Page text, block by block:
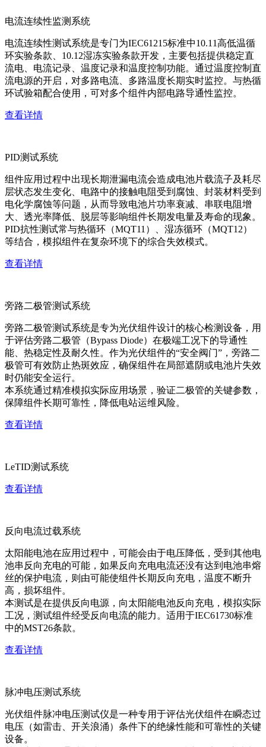
电流连续性监测系统
电流连续性测试系统是专门为IEC61215标准中10.11高低温循
环实验条款、10.12湿冻实验条款开发，主要包括提供稳定直
流电、电流记录、温度记录和温度控制功能。通过温度控制直
流电源的开启，对多路电流、多路温度长期实时监控。与热循
环试验箱配合使用，可对多个组件内部电路导通性监控。
查看详情
PID测试系统
组件应用过程中出现长期泄漏电流会造成电池片载流子及耗尽
层状态发生变化、电路中的接触电阻受到腐蚀、封装材料受到
电化学腐蚀等问题，从而导致电池片功率衰减、串联电阻增
大、透光率降低、脱层等影响组件长期发电量及寿命的现象。
PID抗性测试常与热循环（MQT11）、湿冻循环（MQT12）
等结合，模拟组件在复杂环境下的综合失效模式。
查看详情
旁路二极管测试系统
旁路二极管测试系统是专为光伏组件设计的核心检测设备，用
于评估旁路二极管（Bypass Diode）在极端工况下的导通性
能、热稳定性及耐久性。作为光伏组件的“安全阀门”，旁路二
极管可有效防止热斑效应，确保组件在局部遮阴或电池片失效
时仍能安全运行。
本系统通过精准模拟实际应用场景，验证二极管的关键参数，
保障组件长期可靠性，降低电站运维风险。
查看详情
LeTID测试系统
查看详情
反向电流过载系统
太阳能电池在应用过程中，可能会由于电压降低，受到其他电
池串反向充电的可能，如果反向充电电流还没有达到电池串熔
丝的保护电流，则由可能使组件长期反向充电，温度不断升
高，损坏组件。
本测试是在提供反向电源，向太阳能电池反向充电，模拟实际
工况，测试组件经受反向电流的能力。适用于IEC61730标准
中的MST26条款。
查看详情
脉冲电压测试系统
光伏组件脉冲电压测试仪是一种专用于评估光伏组件在瞬态过
电压（如雷击、开关浪涌）条件下的绝缘性能和可靠性的关键
设备。